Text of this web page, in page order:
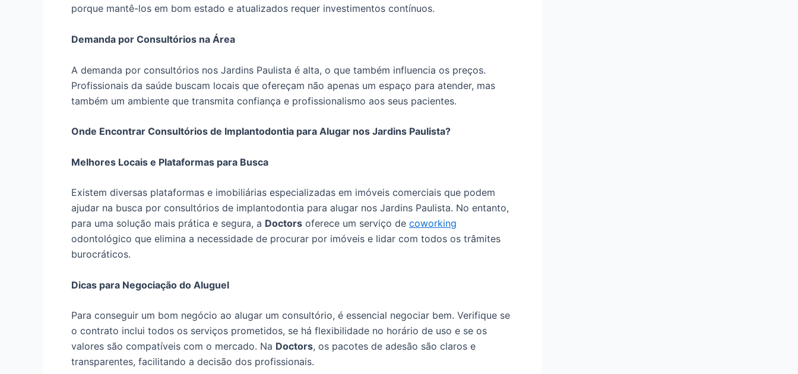
porque mantê-los em bom estado e atualizados requer investimentos contínuos.
Demanda por Consultórios na Área
A demanda por consultórios nos Jardins Paulista é alta, o que também influencia os preços.
Profissionais da saúde buscam locais que ofereçam não apenas um espaço para atender, mas
também um ambiente que transmita confiança e profissionalismo aos seus pacientes.
Onde Encontrar Consultórios de Implantodontia para Alugar nos Jardins Paulista?
Melhores Locais e Plataformas para Busca
Existem diversas plataformas e imobiliárias especializadas em imóveis comerciais que podem
ajudar na busca por consultórios de implantodontia para alugar nos Jardins Paulista. No entanto,
para uma solução mais prática e segura, a Doctors oferece um serviço de coworking
odontológico que elimina a necessidade de procurar por imóveis e lidar com todos os trâmites
burocráticos.
Dicas para Negociação do Aluguel
Para conseguir um bom negócio ao alugar um consultório, é essencial negociar bem. Verifique se
o contrato inclui todos os serviços prometidos, se há flexibilidade no horário de uso e se os
valores são compatíveis com o mercado. Na Doctors, os pacotes de adesão são claros e
transparentes, facilitando a decisão dos profissionais.